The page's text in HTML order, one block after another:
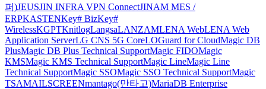
퍼)JEUSJIN INFRA VPN ConnectJINAM MES /
ERPKASTENKey# BizKey#
WirelessKGPTKnitlogLangsaLANZAMLENA WebLENA Web
Application ServerLG CNS 5G CoreLOGuard for CloudMagic DB
PlusMagic DB Plus Technical SupportMagic FIDOMagic
KMSMagic KMS Technical SupportMagic LineMagic Line
Technical SupportMagic SSOMagic SSO Technical SupportMagic
TSAMAILSCREENmantago(만타고)MariaDB Enterprise